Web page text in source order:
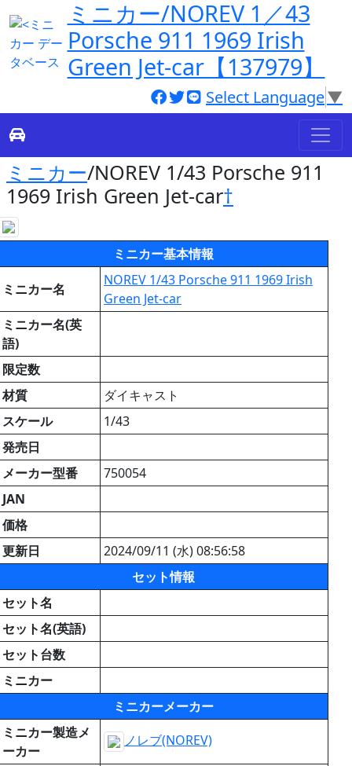
ミニカー/NOREV 1／43
Porsche 911 1969 Irish
Green Jet-car【137979】
Select Language▼
ミニカー/NOREV 1/43 Porsche 911
1969 Irish Green Jet-car†
ミニカー基本情報
ミニカー名
NOREV 1/43 Porsche 911 1969 Irish
Green Jet-car
ミニカー名(英
語)
限定数
材質
ダイキャスト
スケール
1/43
発売日
メーカー型番
750054
JAN
価格
更新日
2024/09/11 (水) 08:56:58
セット情報
セット名
セット名(英語)
セット台数
ミニカー
ミニカーメーカー
ミニカー製造メ
ーカー
ノレブ(NOREV)